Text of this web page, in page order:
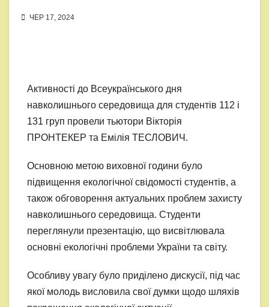
ЧЕР 17, 2024
Активності до Всеукраїнського дня
навколишнього середовища для студентів 112 і
131 груп провели тьютори Вікторія
ПРОНТЕКЕР та Емілія ТЕСЛОВИЧ.
Основною метою виховної години було
підвищення екологічної свідомості студентів, а
також обговорення актуальних проблем захисту
навколишнього середовища. Студенти
переглянули презентацію, що висвітлювала
основні екологічні проблеми України та світу.
Особливу увагу було приділено дискусії, під час
якої молодь висловила свої думки щодо шляхів